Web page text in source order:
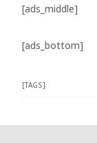
[ads_middle]
[ads_bottom]
[TAGS]